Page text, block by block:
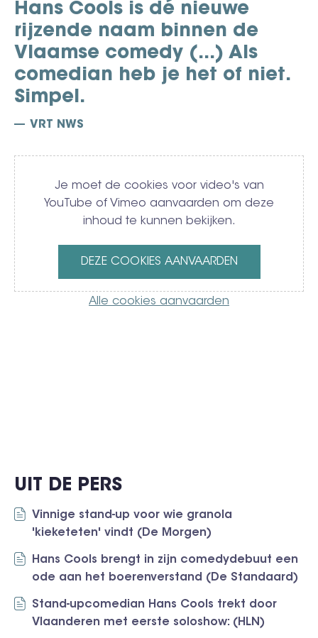
Hans Cools is dé nieuwe
rijzende naam binnen de
Vlaamse comedy (...) Als
comedian heb je het of niet.
Simpel.
VRT NWS
Video
Je moet de cookies voor video's van
YouTube of Vimeo aanvaarden om deze
inhoud te kunnen bekijken.
DEZE COOKIES AANVAARDEN
Alle cookies aanvaarden
UIT DE PERS
Vinnige stand-up voor wie granola
'kieketeten' vindt (De Morgen)
Hans Cools brengt in zijn comedydebuut een
ode aan het boerenverstand (De Standaard)
Stand-upcomedian Hans Cools trekt door
Vlaanderen met eerste soloshow: (HLN)